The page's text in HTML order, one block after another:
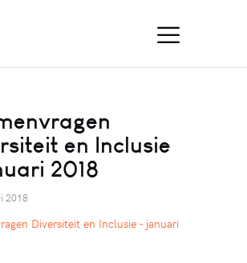
en Inclusie
2018
2018
Diversiteit en Inclusie - januari